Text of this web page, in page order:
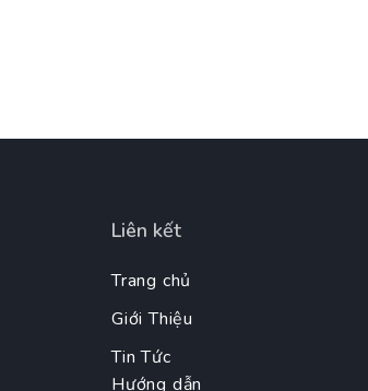
Liên kết
Trang chủ
Giới Thiệu
Tin Tức
Hướng dẫn